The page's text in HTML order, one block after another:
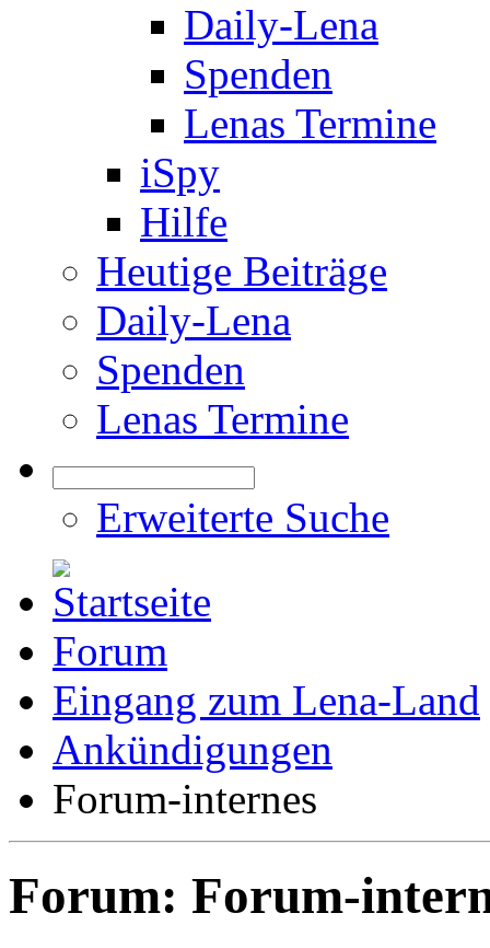
Daily-Lena
Spenden
Lenas Termine
iSpy
Hilfe
Heutige Beiträge
Daily-Lena
Spenden
Lenas Termine
Erweiterte Suche
Forum
Eingang zum Lena-Land
Ankündigungen
Forum-internes
Forum: Forum-